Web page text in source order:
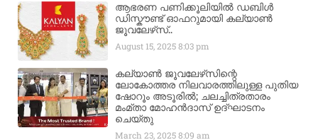
ആഭരണ പണിക്കൂലിയിൽ ഡബിൾ
ഡിസ്കൗണ്ട് ഓഫറുമായി കല്യാൺ
ജൂവലേഴ്‌സ്..
August 15, 20258:03 pm
കല്യാൺ ജൂവലേഴ്‌സിന്റെ
ലോകോത്തര നിലവാരത്തിലുള്ള പുതിയ
ഷോറൂം അടൂരിൽ; ചലച്ചിത്രതാരം
മംമ്താ മോഹൻദാസ് ഉദ്ഘാടനം
ചെയ്‌തു
March 23, 20258:09 am